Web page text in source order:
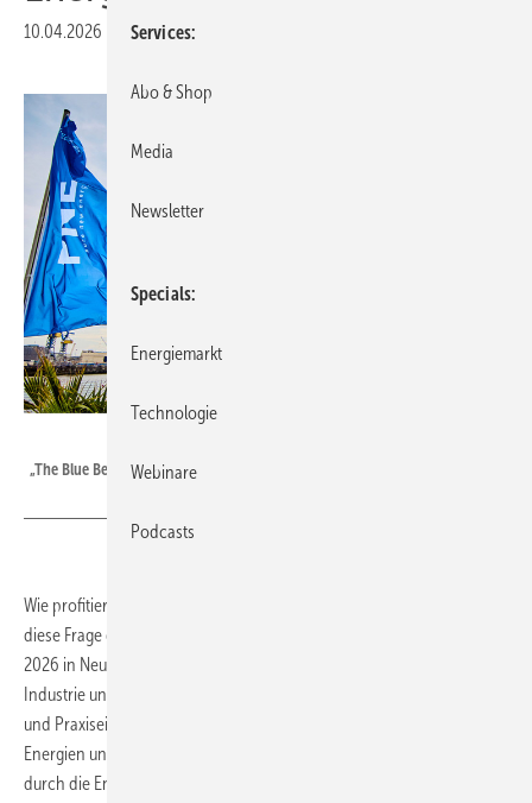
10.04.2026 Veröffentlicht in
„The Blue Beach“ 2025 im Hafen von Hamburg
Wie profitieren deutsche Unternehmen von der Energiewende? Um
diese Frage dreht sich die Industry meets Renewables am 10. Juni
2026 in Neumünster. Die Plattform ist Treffpunkt für Wirtschaft,
Industrie und Politik und präsentiert Vorträge, Podiumsdiskussionen
und Praxiseinblicke rund um die Verbindung zwischen erneuerbaren
Energien und Wirtschaftlichkeit. Unternehmen wird aufgezeigt, wie sie
durch die Energiewende Kosten senken und Versorgung sichern
Services
Abo & Shop
Media
Newsletter
Specials
Energiemarkt
Technologie
Webinare
Podcasts